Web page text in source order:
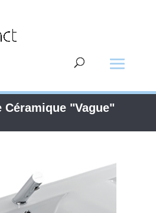
Céramique "Vague"